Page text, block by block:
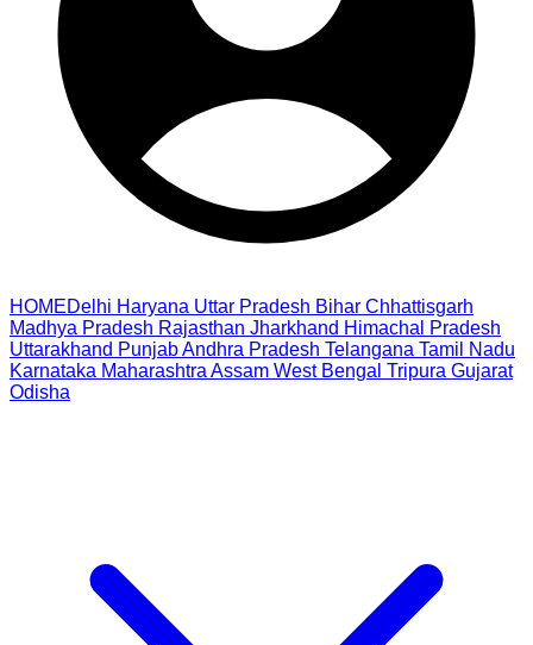
HOMEDelhi Haryana Uttar Pradesh Bihar Chhattisgarh
Madhya Pradesh Rajasthan Jharkhand Himachal Pradesh
Uttarakhand PunjabAndhra Pradesh Telangana Tamil Nadu
Karnataka Maharashtra Assam West Bengal Tripura Gujarat
Odisha